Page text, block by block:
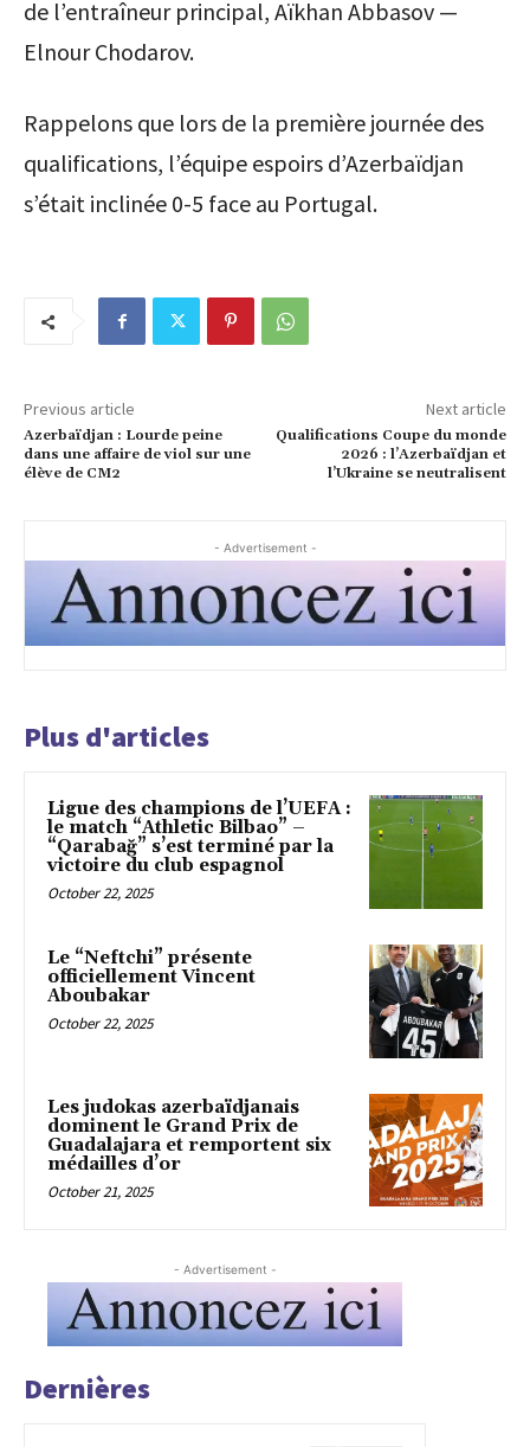
de l’entraîneur principal, Aïkhan Abbasov —
Elnour Chodarov.
Rappelons que lors de la première journée des
qualifications, l’équipe espoirs d’Azerbaïdjan
s’était inclinée 0-5 face au Portugal.
Previous article
Azerbaïdjan : Lourde peine
dans une affaire de viol sur une
élève de CM2
Next article
Qualifications Coupe du monde
2026 : l’Azerbaïdjan et
l’Ukraine se neutralisent
- Advertisement -
Plus d'articles
Ligue des champions de l’UEFA :
le match “Athletic Bilbao” –
“Qarabağ” s’est terminé par la
victoire du club espagnol
October 22, 2025
Le “Neftchi” présente
officiellement Vincent
Aboubakar
October 22, 2025
Les judokas azerbaïdjanais
dominent le Grand Prix de
Guadalajara et remportent six
médailles d’or
October 21, 2025
- Advertisement -
Dernières